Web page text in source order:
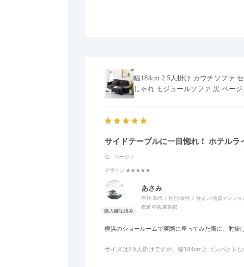
幅184cm 2.5人掛け カウチソファ
しゃれ モジュールソファ 黒 ベー
サイドテーブルに一目惚れ！ ホテル
色：ベージュ
デザイン:★★★★★
あさみ
年代:30代 性別:女性 住まい:賃貸マンショ
都道府県:東京都
横浜のショールームで実際に座ってみた際に、肘掛
サイズは2.5人掛けですが、幅184cmとコンパクト